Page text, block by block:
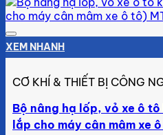
XEM NHANH
CƠ KHÍ & THIẾT BỊ CÔNG
Bộ nâng hạ lốp, vỏ xe ô
lắp cho máy cân mâm xe